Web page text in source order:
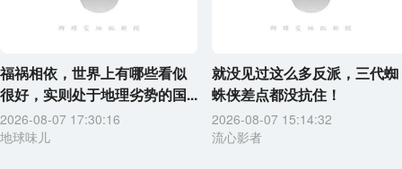
福祸相依，世界上有哪些看似
很好，实则处于地理劣势的国...
2026-08-07 17:30:16
地球味儿
就没见过这么多反派，三代蜘
蛛侠差点都没抗住！
2026-08-07 15:14:32
流心影者